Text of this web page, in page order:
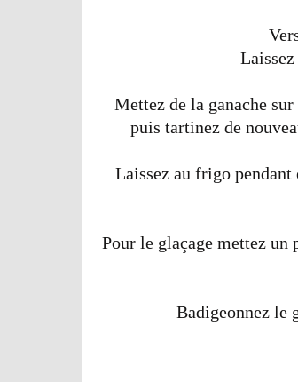
Mettez de la ganache
puis tartinez de
Laissez au frigo
Pour le glaçage mettez un
Badigeonnez le